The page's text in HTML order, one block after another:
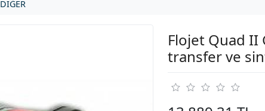
DİĞER
Flojet Quad II
transfer ve